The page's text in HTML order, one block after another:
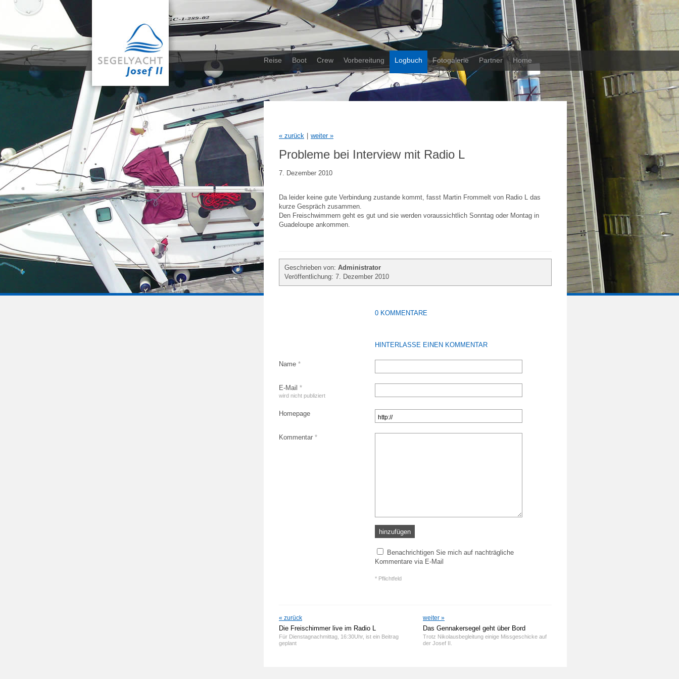
Reise Boot Crew Vorbereitung Logbuch Fotogalerie Partner Home
« zurück weiter»
Probleme bei Interview mit Radio L
7. Dezember 2010
Da leider keine gute Verbindung zustande kommt, fasst Martin Frommelt von Radio L das
kurze Gespräch zusammen.
Den Freischwimmern geht es gut und sie werden voraussichtlich Sonntag oder Montag in
Guadeloupe ankommen.
Geschrieben von: Administrator
Veröffentlichung: 7. Dezember 2010
0 KOMMENTARE
HINTERLASSE EINEN KOMMENTAR
Name *
E-Mail *
wird nicht publiziert
Homepage
Kommentar *
hinzufügen
Benachrichtigen Sie mich auf nachträgliche
Kommentare via E-Mail
* Pflichtfeld
« zurück
Die Freischimmer live im Radio L
Für Dienstagnachmittag, 16:30Uhr, ist ein Beitrag
geplant
weiter »
Das Gennakersegel geht über Bord
Trotz Nikolausbegleitung einige Missgeschicke auf
der Josef II.